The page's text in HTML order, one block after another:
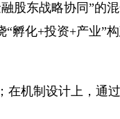
股东战略协同”的
化+投资+产业”
机制设计上，通